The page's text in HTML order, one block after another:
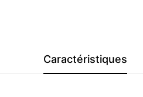
Caractéristiques